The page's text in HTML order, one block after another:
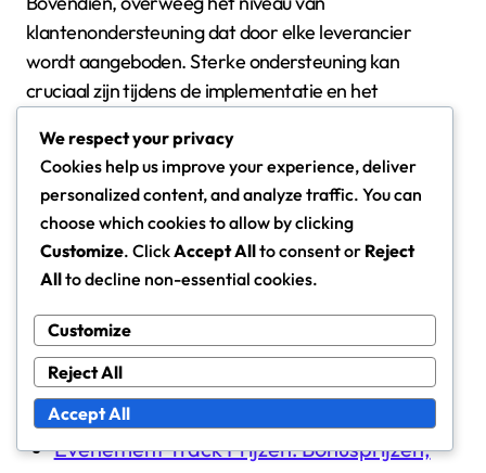
klantenondersteuning dat door elke leverancier
wordt aangeboden. Sterke ondersteuning kan
cruciaal zijn tijdens de implementatie en het
snel worden opgelost om verstoringen van je
operaties te minimaliseren.
Gerelateerde artikelen
Burgemeesterspas: Hulpbronbeloningen,
Claimmethoden, Strategische bonussen
Burgemeesterspas: Exclusieve
beloningen, Bonusitems, Strategieën voor
het claimen
Evenement Track Prijzen: Bonusprijzen,
We respect your privacy
Cookies help us improve your experience, deliver
personalized content, and analyze traffic. You can
choose which cookies to allow by clicking
Customize. ClickAccept Allto consent or Reject
Allto decline non-essential cookies.
Customize
Reject All
Accept All